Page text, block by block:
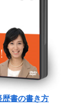
書の書き方